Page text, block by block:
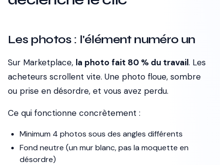
Les photos : l'élément numéro un
Sur Marketplace, la photo fait 80 % du travail. Les
acheteurs scrollent vite. Une photo floue, sombre
ou prise en désordre, et vous avez perdu.
Ce qui fonctionne concrètement :
Minimum 4 photos sous des angles différents
Fond neutre (un mur blanc, pas la moquette en
désordre)